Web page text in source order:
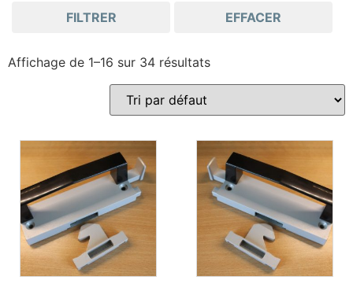
FILTRER EFFACER
Affichage de 1–16 sur 34 résultats